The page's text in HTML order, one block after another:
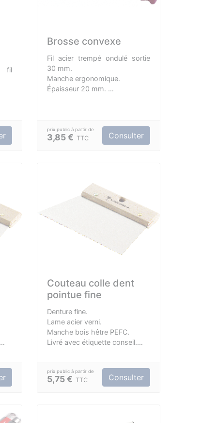
fil
Brosse convexe
Fil acier trempé ondulé sortie
30 mm.
Manche ergonomique.
Épaisseur 20 mm.
3,85 € TTC Consulter
Couteau colle dent
pointue fine
Denture fine.
Lame acier verni.
Manche bois hêtre PEFC.
Livré avec étiquette conseil.
5,75 € TTC Consulter